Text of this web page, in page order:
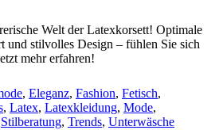
Welt der Latexkorsett! Optimale
und stilvolles Design – fühlen Sie sich
mehr erfahren!
, Eleganz, Fashion, Fetisch,
, Latex, Latexkleidung, Mode,
Stilberatung, Trends, Unterwäsche